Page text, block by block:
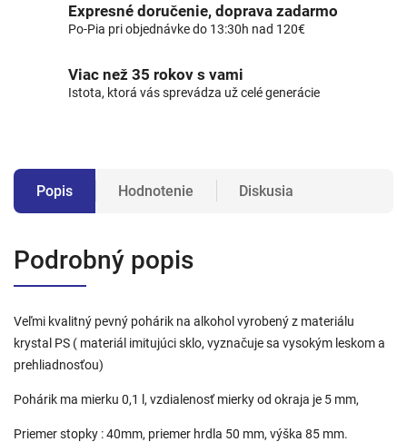
Expresné doručenie, doprava zadarmo
Po-Pia pri objednávke do 13:30h nad 120€
Viac než 35 rokov s vami
Istota, ktorá vás sprevádza už celé generácie
Popis Hodnotenie Diskusia
Podrobný popis
Veľmi kvalitný pevný pohárik na alkohol vyrobený z materiálu
krystal PS ( materiál imitujúci sklo, vyznačuje sa vysokým leskom a
prehliadnosťou)
Pohárik ma mierku 0,1 l, vzdialenosť mierky od okraja je 5 mm,
Priemer stopky : 40mm, priemer hrdla 50 mm, výška 85 mm.